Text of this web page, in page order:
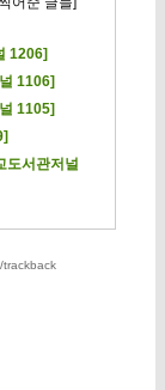
1206]
1106]
1105]
도서관저널